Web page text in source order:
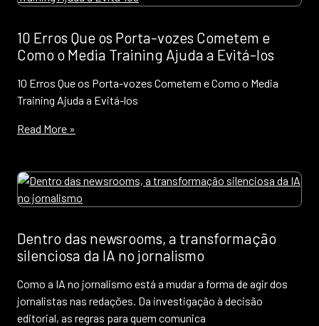
10 Erros Que os Porta-vozes Cometem e
Como o Media Training Ajuda a Evitá-los
10 Erros Que os Porta-vozes Cometem e Como o Media
Training Ajuda a Evitá-los
Read More »
Dentro das newsrooms, a transformação
silenciosa da IA no jornalismo
Como a IA no jornalismo está a mudar a forma de agir dos
jornalistas nas redações. Da investigação à decisão
editorial, as regras para quem comunica